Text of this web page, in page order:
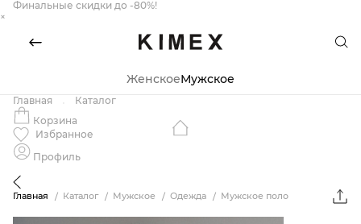
Финальные скидки до -80%!
×
ЖенскоеМужское
Главная
Каталог
Корзина
Избранное
Профиль
Главная Каталог Мужское Одежда Мужское поло